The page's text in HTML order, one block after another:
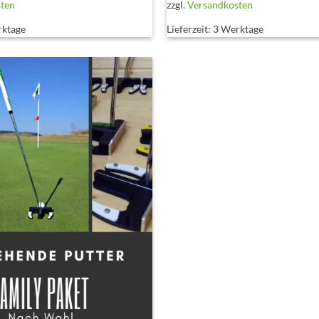
zzgl.Versandkosten
Lieferzeit: 3 Werktage